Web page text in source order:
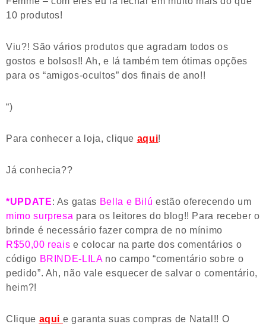
10 produtos!
Viu?! São vários produtos que agradam todos os
gostos e bolsos!! Ah, e lá também tem ótimas opções
para os “amigos-ocultos” dos finais de ano!!
“)
Para conhecer a loja, clique aqui!
Já conhecia??
*UPDATE: As gatas Bella e Bilú estão oferecendo um
mimo surpresa para os leitores do blog!! Para receber o
brinde é necessário fazer compra de no mínimo
R$50,00 reais e colocar na parte dos comentários o
código BRINDE-LILAno campo “comentário sobre o
pedido”. Ah, não vale esquecer de salvar o comentário,
heim?!
Clique aqui e garanta suas compras de Natal!! O